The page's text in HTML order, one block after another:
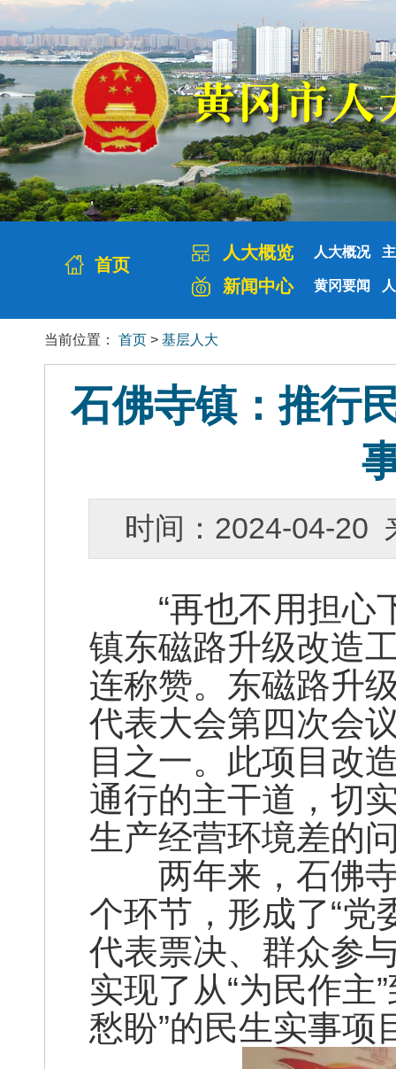
首页
人大概览 人大概况
新闻中心 黄冈要闻
当前位置： 首页 > 基层人大
石佛寺镇：推行
时间：2024-04-
“再也不用担心下
镇东磁路升级改造
连称赞。东磁路升
代表大会第四次会
目之一。此项目改
通行的主干道，切
生产经营环境差的
两年来，石佛寺
个环节，形成了“党
代表票决、群众参
实现了从“为民作主
愁盼”的民生实事项